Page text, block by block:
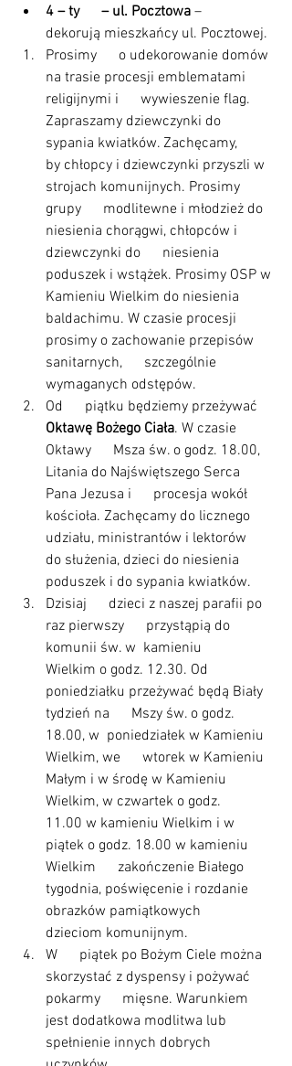
4 – ty      – ul. Pocztowa –
dekorują mieszkańcy ul. Pocztowej.
Prosimy      o udekorowanie domów
na trasie procesji emblematami
religijnymi i      wywieszenie flag.
Zapraszamy dziewczynki do
sypania kwiatków. Zachęcamy,
by chłopcy i dziewczynki przyszli w
strojach komunijnych. Prosimy
grupy      modlitewne i młodzież do
niesienia chorągwi, chłopców i
dziewczynki do      niesienia
poduszek i wstążek. Prosimy OSP w
Kamieniu Wielkim do niesienia
baldachimu. W czasie procesji
prosimy o zachowanie przepisów
sanitarnych,      szczególnie
wymaganych odstępów.
Od      piątku będziemy przeżywać
Oktawę Bożego Ciała. W czasie
Oktawy      Msza św. o godz. 18.00,
Litania do Najświętszego Serca
Pana Jezusa i      procesja wokół
kościoła. Zachęcamy do licznego
udziału, ministrantów i lektorów
do służenia, dzieci do niesienia
poduszek i do sypania kwiatków.
Dzisiaj      dzieci z naszej parafii po
raz pierwszy      przystąpią do
komunii św. w  kamieniu
Wielkim o godz. 12.30. Od
poniedziałku przeżywać będą Biały
tydzień na      Mszy św. o godz.
18.00, w  poniedziałek w Kamieniu
Wielkim, we      wtorek w Kamieniu
Małym i w środę w Kamieniu
Wielkim, w czwartek o godz.
11.00 w kamieniu Wielkim i w
piątek o godz. 18.00 w kamieniu
Wielkim      zakończenie Białego
tygodnia, poświęcenie i rozdanie
obrazków pamiątkowych
dzieciom komunijnym.
W      piątek po Bożym Ciele można
skorzystać z dyspensy i pożywać
pokarmy      mięsne. Warunkiem
jest dodatkowa modlitwa lub
spełnienie innych dobrych